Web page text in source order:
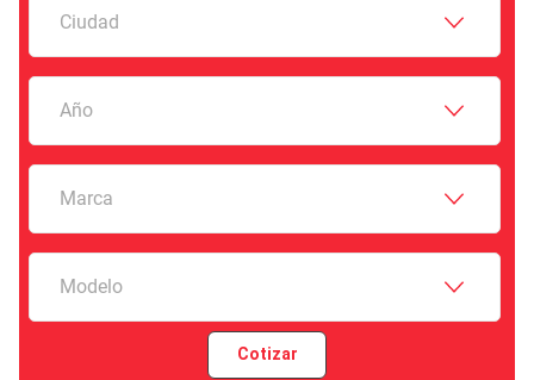
Ciudad
Año
Marca
Modelo
Cotizar